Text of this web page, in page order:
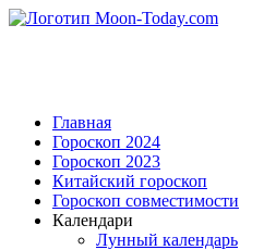
Главная
Гороскоп 2024
Гороскоп 2023
Китайский гороскоп
Гороскоп совместимости
Календари
Лунный календарь